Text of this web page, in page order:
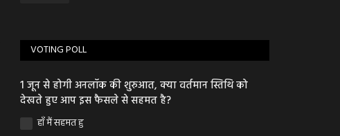
VOTING POLL
1 जून से होगी अनलॉक की शुरुआत, क्या वर्तमान स्तिथि को
देखते हुए आप इस फैसले से सहमत है?
हाँ मैं सहमत हु